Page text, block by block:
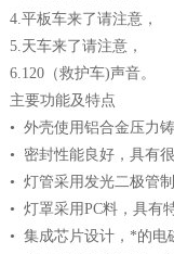
4.平板车来了请注意，
5.天车来了请注意，
6.120（救护车)声音。
主要功能及特点
• 外壳使用铝合金压力
• 密封性能良好，具有
• 灯管采用发光二极管
• 灯罩采用PC料，具有
• 集成芯片设计，*的电